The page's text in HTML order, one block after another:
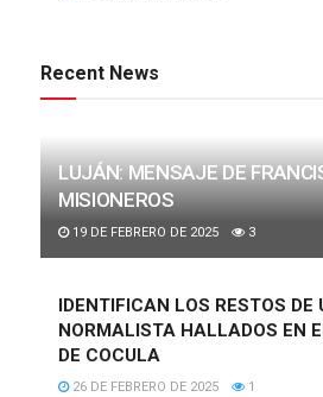
Recent News
LUJÁN: MENSAJE DE
MISIONEROS
19 DE FEBRERO DE 2025 3
IDENTIFICAN LOS RESTOS DE
NORMALISTA HALLADOS EN
DE COCULA
26 DE FEBRERO DE 2025 1